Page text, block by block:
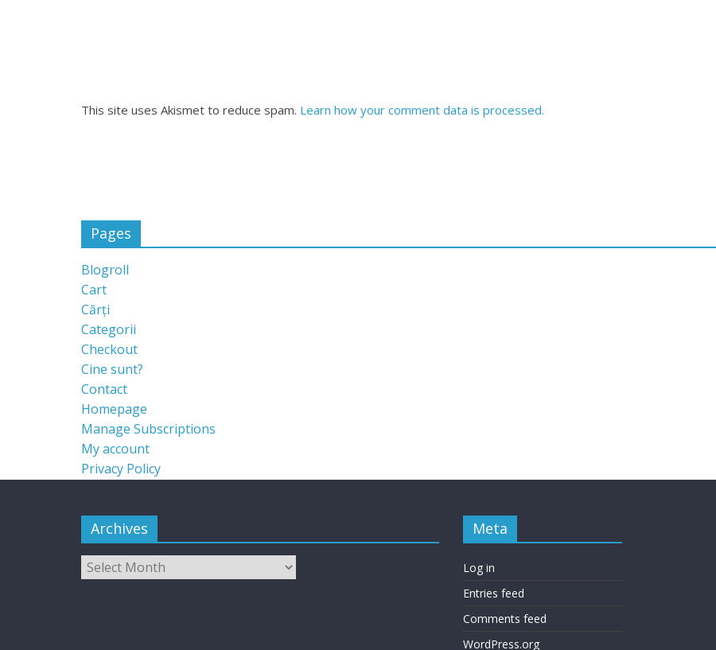
This site uses Akismet to reduce spam. Learn how your comment data is processed.
Pages
Blogroll
Cart
Cărți
Categorii
Checkout
Cine sunt?
Contact
Homepage
Manage Subscriptions
My account
Privacy Policy
Archives Meta
Log in
Entries feed
Comments feed
WordPress.org